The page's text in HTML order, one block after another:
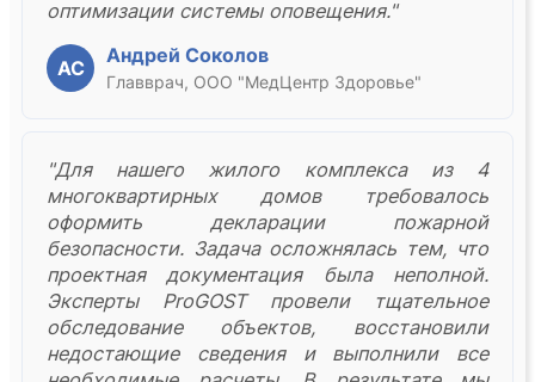
оптимизации системы оповещения."
АС
Андрей Соколов
Главврач, ООО "МедЦентр Здоровье"
"Для нашего жилого комплекса из 4
многоквартирных домов требовалось
оформить декларации пожарной
безопасности. Задача осложнялась тем, что
проектная документация была неполной.
Эксперты ProGOST провели тщательное
обследование объектов, восстановили
недостающие сведения и выполнили все